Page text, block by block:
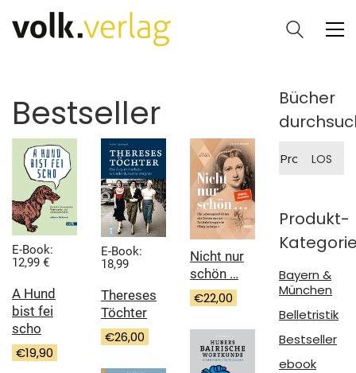
Bestseller
E-Book:
12,99 €
A Hund
bist fei
scho
€19,90
E-Book:
18,99
Thereses
Töchter
€26,00
Nicht nur
schön …
€22,00
Bücher
nach:
LOS
Produkt-
Bayern &
München
Belletristik
Bestseller
ebook